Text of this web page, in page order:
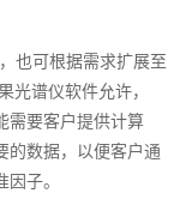
也可根据需求扩展至
光谱仪软件允许，
需要客户提供计算
的数据，以便客户通
子。